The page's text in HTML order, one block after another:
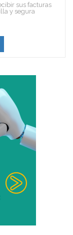
sus facturas
y segura